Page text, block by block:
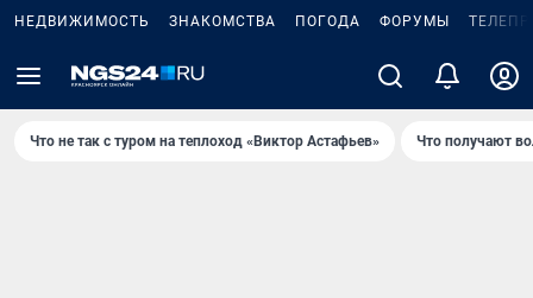
НЕДВИЖИМОСТЬ ЗНАКОМСТВА ПОГОДА ФОРУМЫ
Что не так с туром на теплоход «Виктор Астафьев» Что получают